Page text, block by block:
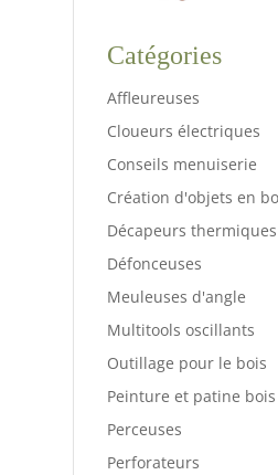
Catégories
Affleureuses
Cloueurs électriques
Conseils menuiserie
Création d'objets en
Décapeurs thermiques
Défonceuses
Meuleuses d'angle
Multitools oscillants
Outillage pour le bois
Peinture et patine bois
Perceuses
Perforateurs